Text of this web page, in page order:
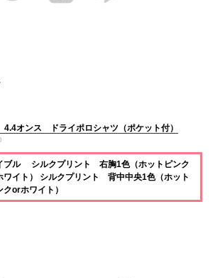
オンス ドライポロシャツ（ポケット付）
ブル シルクプリント 右胸1色（ホットピンク
ワイト） シルクプリント 背中中央1色（ホット
クorホワイト）